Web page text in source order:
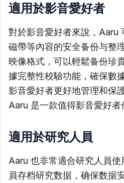
適用於影音愛好者
對於影音愛好者來說，Aaru
磁帶等內容的安全备份与整
映像格式，可以輕鬆备份珍
據完整性校驗功能，確保數
影音愛好者更好地管理和保
Aaru 是一款值得影音愛好者
適用於研究人員
Aaru 也非常適合研究人員使
員存档研究数据，确保数据